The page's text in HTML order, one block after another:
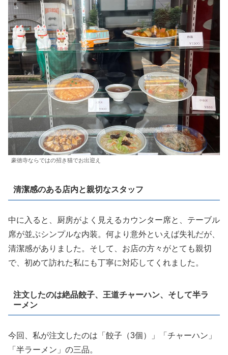
豪徳寺ならではの招き猫でお出迎え
清潔感のある店内と親切なスタッフ
中に入ると、厨房がよく見えるカウンター席と、テーブル
席が並ぶシンプルな内装。何より意外といえば失礼だが、
清潔感がありました。そして、お店の方々がとても親切
で、初めて訪れた私にも丁寧に対応してくれました。
注文したのは絶品餃子、王道チャーハン、そして半ラ
ーメン
今回、私が注文したのは「餃子（3個）」「チャーハン」
「半ラーメン」の三品。